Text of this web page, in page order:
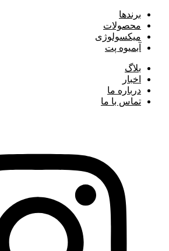
برند‌ها
محصولات
میکسولوژی
آبمیوه پت
بلاگ
اخبار
درباره ما
تماس با ما